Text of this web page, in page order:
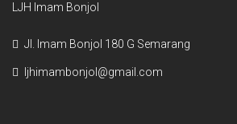
LJH Imam Bonjol
Jl. Imam Bonjol 180 G Semarang
ljhimambonjol@gmail.com